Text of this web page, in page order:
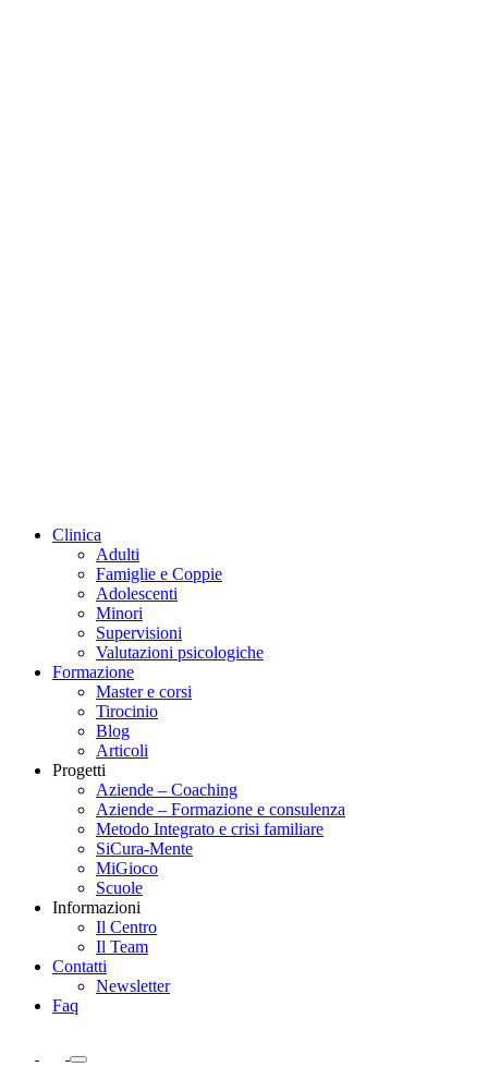
Clinica
Adulti
Famiglie e Coppie
Adolescenti
Minori
Supervisioni
Valutazioni psicologiche
Formazione
Master e corsi
Tirocinio
Blog
Articoli
Progetti
Aziende – Coaching
Aziende – Formazione e consulenza
Metodo Integrato e crisi familiare
SiCura-Mente
MiGioco
Scuole
Informazioni
Il Centro
Il Team
Contatti
Newsletter
Faq